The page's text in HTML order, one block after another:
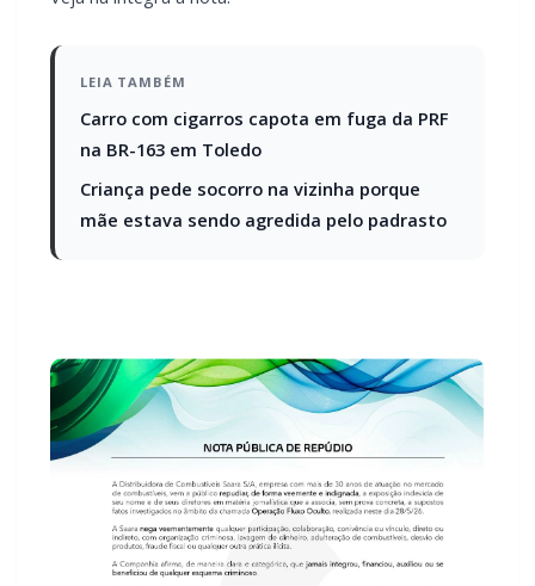
LEIA TAMBÉM
Carro com cigarros capota em fuga da PRF
na BR-163 em Toledo
Criança pede socorro na vizinha porque
mãe estava sendo agredida pelo padrasto